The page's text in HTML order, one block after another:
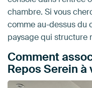
chambre. Si vous
comme au-dessus du
paysage qui structure
Comment
Repos Serein